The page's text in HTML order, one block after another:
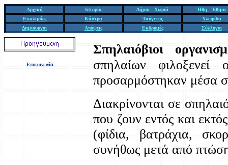
Αρχική Ιστορία Δήμοι - Χωριά
Ήθη - Έθιμα
Εκκλησίες
Κάστρα Ταΰγετος
Χλωρίδα
Δημιουργοί
Απόψεις Εκδρομές Σύλλογοι
Επικοινωνία
Σπηλαιόβιοι
σπηλαίων φιλοξενεί
προσαρμόστηκαν μέσα
Διακρίνονται σε
που ζουν εντός και
(φίδια, βατράχια,
συνήθως μετά από